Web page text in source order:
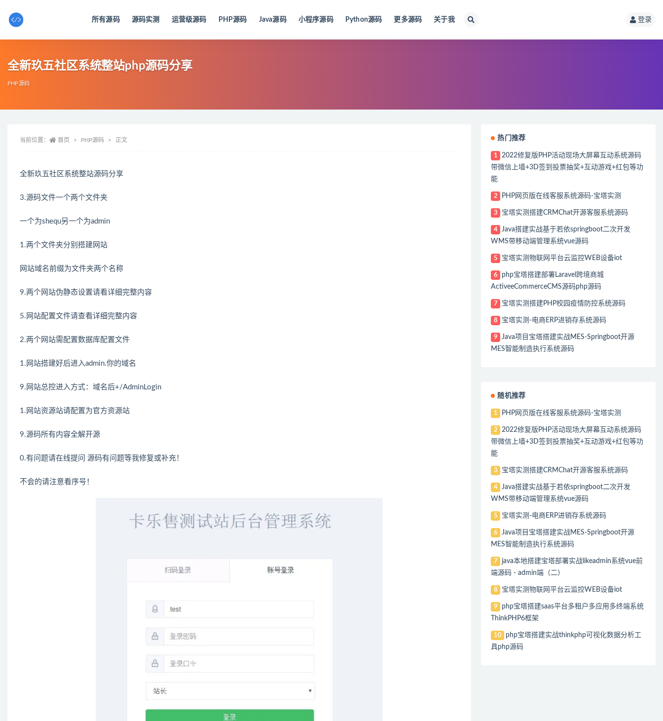
所有源码 源码实测 运营级源码 PHP源码 Java源码 小程序源码 Python源码 更多源码 关于我 登录
全新玖五社区系统整站php源码分享
PHP源码
当前位置： 首页 PHP源码 正文
全新玖五社区系统整站源码分享
3.源码文件一个两个文件夹
一个为shequ另一个为admin
1.两个文件夹分别搭建网站
网站域名前缀为文件夹两个名称
9.两个网站伪静态设置请看详细完整内容
5.网站配置文件请查看详细完整内容
2.两个网站需配置数据库配置文件
1.网站搭建好后进入admin.你的域名
9.网站总控进入方式：域名后+/AdminLogin
1.网站资源站请配置为官方资源站
9.源码所有内容全解开源
0.有问题请在线提问 源码有问题等我修复或补充！
热门推荐
1
2022修复版PHP活动现场大屏幕互动系统源码
带微信上墙+3D签到投票抽奖+互动游戏+红包等功
能
2 PHP网页版在线客服系统源码-宝塔实测
3 宝塔实测搭建CRMChat开源客服系统源码
4
Java搭建实战基于若依springboot二次开发
WMS带移动端管理系统vue源码
5 宝塔实测物联网平台云监控WEB设备iot
6
php宝塔搭建部署Laravel跨境商城
ActiveeCommerceCMS源码php源码
7 宝塔实测搭建PHP校园疫情防控系统源码
8 宝塔实测-电商ERP进销存系统源码
9
Java项目宝塔搭建实战MES-Springboot开源
MES智能制造执行系统源码
随机推荐
1 PHP网页版在线客服系统源码-宝塔实测
2
2022修复版PHP活动现场大屏幕互动系统源码
带微信上墙+3D签到投票抽奖+互动游戏+红包等功
能
3 宝塔实测搭建CRMChat开源客服系统源码
4
Java搭建实战基于若依springboot二次开发
WMS带移动端管理系统vue源码
5 宝塔实测-电商ERP进销存系统源码
6
Java项目宝塔搭建实战MES-Springboot开源
MES智能制造执行系统源码
7
java本地搭建宝塔部署实战likeadmin系统vue前
端源码 - admin端（二）
8 宝塔实测物联网平台云监控WEB设备iot
9
php宝塔搭建saas平台多租户多应用多终端系统
ThinkPHP6框架
10
php宝塔搭建实战thinkphp可视化数据分析工
具php源码